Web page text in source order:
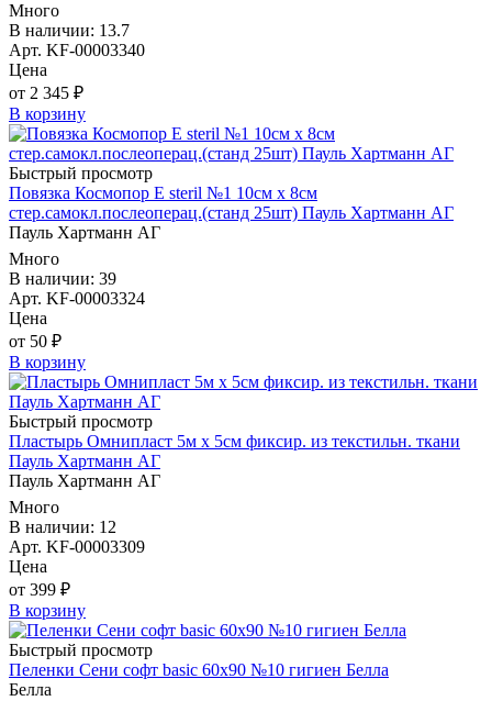
Много
В наличии: 13.7
Арт. KF-00003340
Цена
от 2 345 ₽
В корзину
Быстрый просмотр
Повязка Космопор E steril №1 10см х 8см
стер.самокл.послеоперац.(станд 25шт) Пауль Хартманн AГ
Пауль Хартманн AГ
Много
В наличии: 39
Арт. KF-00003324
Цена
от 50 ₽
В корзину
Быстрый просмотр
Пластырь Омнипласт 5м х 5см фиксир. из текстильн. ткани
Пауль Хартманн AГ
Пауль Хартманн AГ
Много
В наличии: 12
Арт. KF-00003309
Цена
от 399 ₽
В корзину
Быстрый просмотр
Пеленки Сени софт basic 60х90 №10 гигиен Белла
Белла